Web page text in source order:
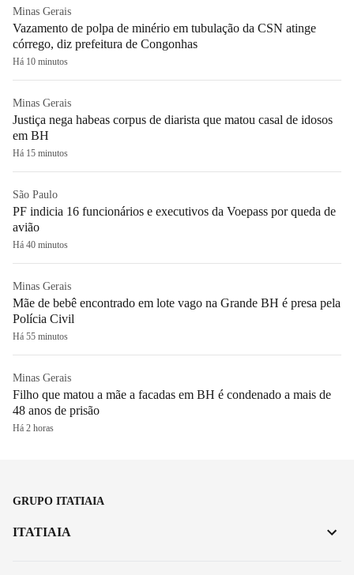
Minas Gerais
Vazamento de polpa de minério em tubulação da CSN atinge
córrego, diz prefeitura de Congonhas
Há 10 minutos
Minas Gerais
Justiça nega habeas corpus de diarista que matou casal de idosos
em BH
Há 15 minutos
São Paulo
PF indicia 16 funcionários e executivos da Voepass por queda de
avião
Há 40 minutos
Minas Gerais
Mãe de bebê encontrado em lote vago na Grande BH é presa pela
Polícia Civil
Há 55 minutos
Minas Gerais
Filho que matou a mãe a facadas em BH é condenado a mais de
48 anos de prisão
Há 2 horas
GRUPO ITATIAIA
ITATIAIA